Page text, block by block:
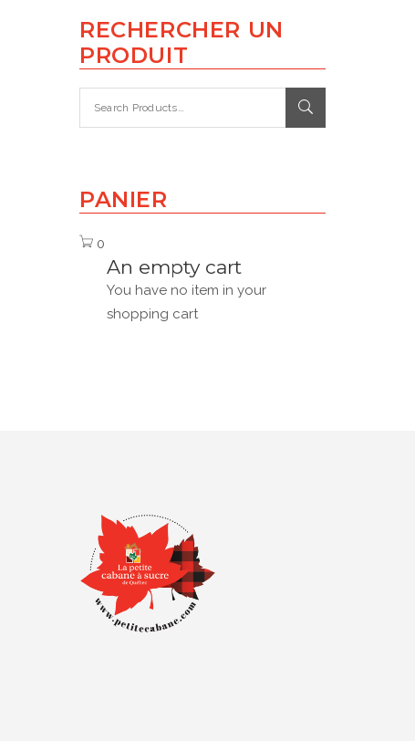
RECHERCHER UN
PRODUIT
PANIER
0
An empty cart
You have no item in your
shopping cart